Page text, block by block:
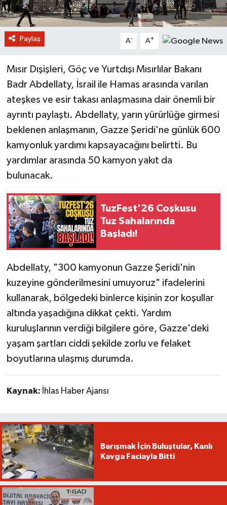
Paylaş A- A+
Mısır Dışişleri, Göç ve Yurtdışı Mısırlılar Bakanı
Badr Abdellaty, İsrail ile Hamas arasında varılan
ateşkes ve esir takası anlaşmasına dair önemli bir
ayrıntı paylaştı. Abdellaty, yarın yürürlüğe girmesi
beklenen anlaşmanın, Gazze Şeridi'ne günlük 600
kamyonluk yardımı kapsayacağını belirtti. Bu
yardımlar arasında 50 kamyon yakıt da
bulunacak.
TuzFest'26 Coşkusu
Tuz Sahalarında
Başladı!
Abdellaty, "300 kamyonun Gazze Şeridi'nin
kuzeyine gönderilmesini umuyoruz" ifadelerini
kullanarak, bölgedeki binlerce kişinin zor koşullar
altında yaşadığına dikkat çekti. Yardım
kuruluşlarının verdiği bilgilere göre, Gazze'deki
yaşam şartları ciddi şekilde zorlu ve felaket
boyutlarına ulaşmış durumda.
Kaynak: İhlas Haber Ajansı
Barışmak İçin Buluştular, Kanlı
Kavga Faciayla Bitti